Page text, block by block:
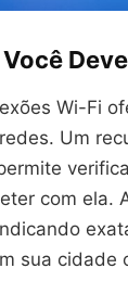
Wi-Fi
Um
com ela.
sua cidade